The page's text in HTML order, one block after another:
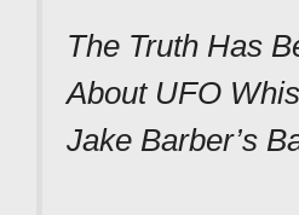
The Truth Has
About UFO
Jake Barber’s